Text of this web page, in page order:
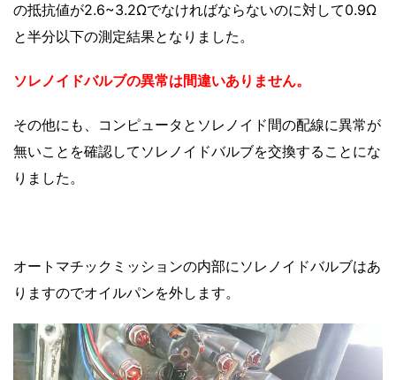
の抵抗値が2.6~3.2Ωでなければならないのに対して0.9Ω
と半分以下の測定結果となりました。
ソレノイドバルブの異常は間違いありません。
その他にも、コンピュータとソレノイド間の配線に異常が
無いことを確認してソレノイドバルブを交換することにな
りました。
オートマチックミッションの内部にソレノイドバルブはあ
りますのでオイルパンを外します。